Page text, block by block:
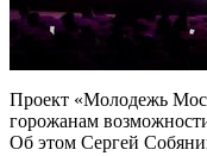
Проект «Молодежь
горожанам
Об этом Сергей